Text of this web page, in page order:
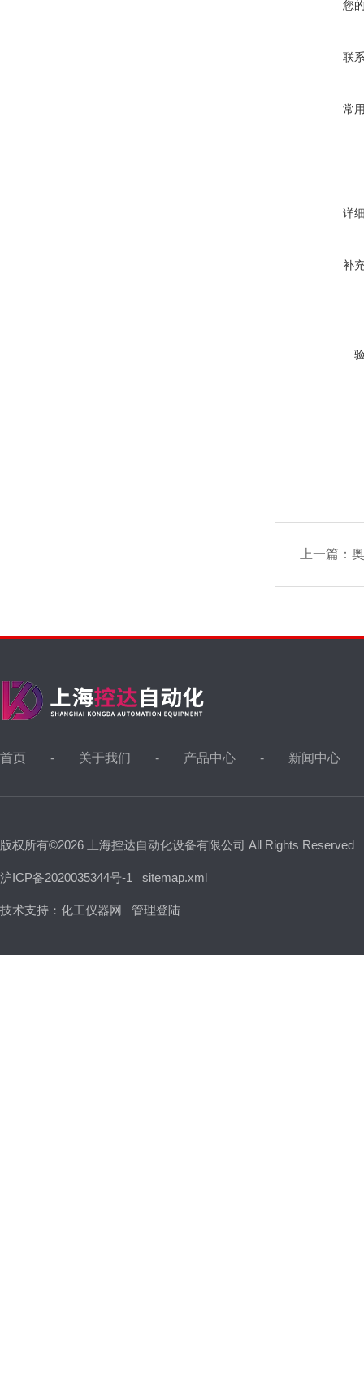
您
联
常
详
补
上一篇： 奥
首页 关于我们 产品中心 新闻中心
版权所有©2026 上海控达自动化设备有限公司 All Rights Reserved
沪ICP备2020035344号-1 sitemap.xml
技术支持： 化工仪器网 管理登陆